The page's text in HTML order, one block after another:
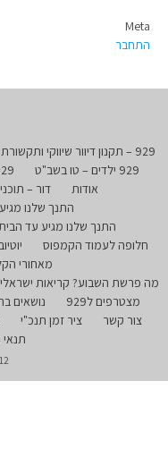
Meta
התחבר
929 – תקנון דיוור שיווקי ותקשורת דיגיטלית
929 ילדים – טו בשב"ט
929 תנך –
אודות
דור –
התנך שלנו
התנך שלנו מגיע עד
חלופה לעמוד הקמפוס
יוטיוב
מאחורי
מה פרשת השבוע? קריאות
מצטרפים ל929
נושאים
צור קשר
ציר זמן תנכ"י
תנאי